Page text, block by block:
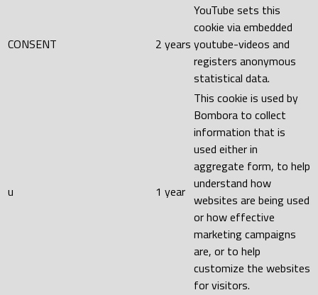
CONSENT 2 years
YouTube sets this
cookie via embedded
youtube-videos and
registers anonymous
statistical data.
u 1 year
This cookie is used by
Bombora to collect
information that is
used either in
aggregate form, to help
understand how
websites are being used
or how effective
marketing campaigns
are, or to help
customize the websites
for visitors.